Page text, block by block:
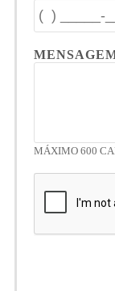
MÁXIMO 600